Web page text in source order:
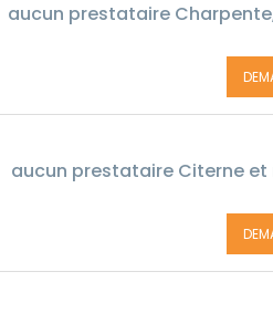
aucun prestataire
aucun prestataire Citerne et